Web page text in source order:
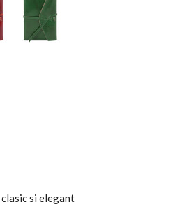
si elegant